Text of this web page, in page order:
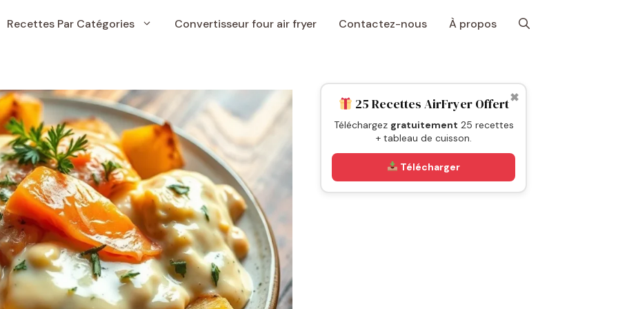
Recettes Par Catégories Convertisseur four air fryer Contactez-nous À propos
✖
25 Recettes AirFryer Offert
Téléchargez gratuitement 25 recettes
+ tableau de cuisson.
Télécharger